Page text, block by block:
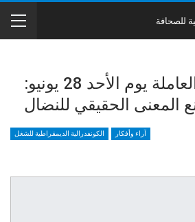
للصحافة
مسيرة الطبقة العاملة يوم الأحد 28 يونيو:
المعنى الحقيقي للنضال
آراء وأفكار الكونفدرالية الديمقراطية للشغل